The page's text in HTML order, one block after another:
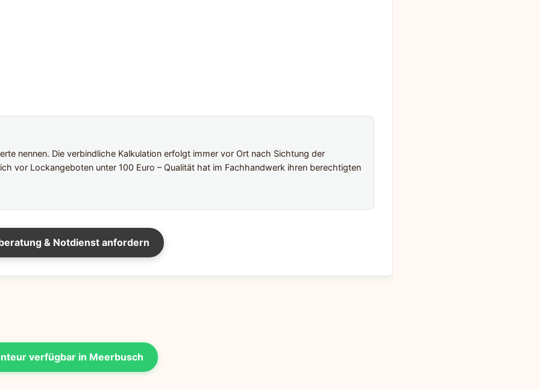
nennen. Die verbindliche Kalkulation erfolgt immer vor Ort nach Sichtung der
vor Lockangeboten unter 100 Euro – Qualität hat im Fachhandwerk ihren berechtigten
& Notdienst anfordern
verfügbar in Meerbusch